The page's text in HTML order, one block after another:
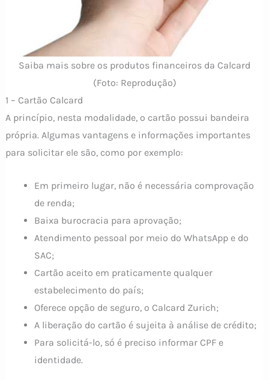
Saiba mais sobre os produtos financeiros da Calcard
(Foto: Reprodução)
1 – Cartão Calcard
A princípio, nesta modalidade, o cartão possui bandeira
própria. Algumas vantagens e informações importantes
para solicitar ele são, como por exemplo:
Em primeiro lugar, não é necessária comprovação
de renda;
Baixa burocracia para aprovação;
Atendimento pessoal por meio do WhatsApp e do
SAC;
Cartão aceito em praticamente qualquer
estabelecimento do país;
Oferece opção de seguro, o Calcard Zurich;
A liberação do cartão é sujeita à análise de crédito;
Para solicitá-lo, só é preciso informar CPF e
identidade.